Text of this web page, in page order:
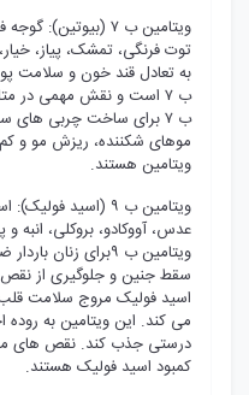
ویتامین ب ۷
توت فرنگی، تمشک، پیاز،
به تعادل قند خون و سلامت
ب ۷ است و نقش مهمی در
ب ۷ برای ساخت چربی
موهای شکننده، ریزش مو و
ویتامین هستند.
ویتامین ب ۹ (اسید
عدس، آووکادو، بروکلی، انبه
ویتامین ب ۹برای
سقط جنین و جلوگیری از نقص
اسید فولیک مروج سلامت
می کند. این ویتامین به روده
درستی جذب کند. نقص های
کمبود اسید فولیک هستند.